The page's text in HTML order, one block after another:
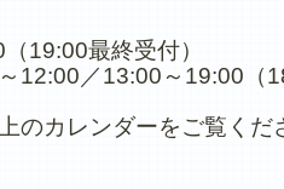
19:00最終受付）
／13:00～19:00（
のカレンダーをご覧くだ